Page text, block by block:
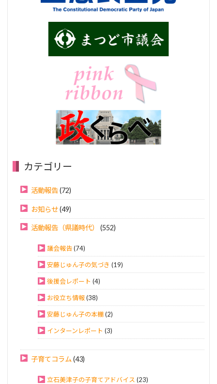
カテゴリー
活動報告(72)
お知らせ(49)
活動報告（県議時代） (552)
議会報告(74)
安藤じゅん子の気づき (19)
後援会レポート (4)
お役立ち情報(38)
安藤じゅん子の本棚(2)
インターンレポート (3)
子育てコラム (43)
立石美津子の子育てアドバイス (23)